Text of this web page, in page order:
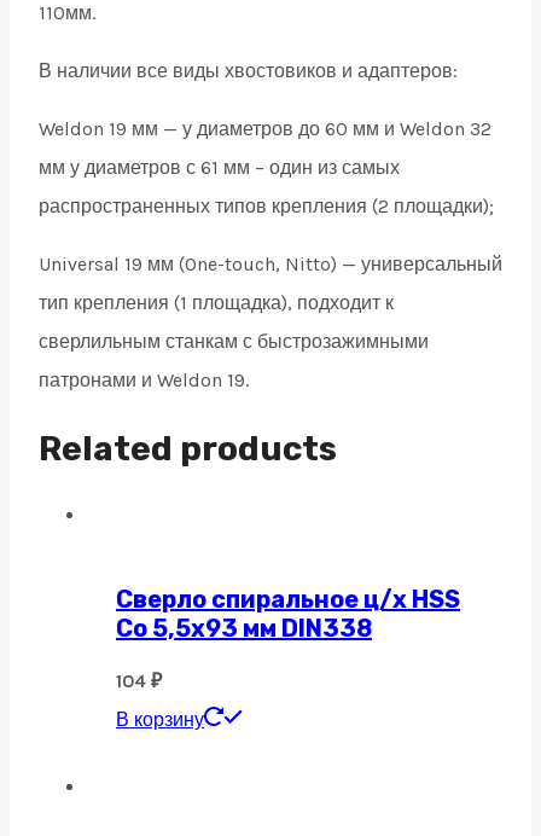
110мм.
В наличии все виды хвостовиков и адаптеров:
Weldon 19 мм — у диаметров до 60 мм и Weldon 32
мм у диаметров с 61 мм – один из самых
распространенных типов крепления (2 площадки);
Universal 19 мм (One-touch, Nitto) — универсальный
тип крепления (1 площадка), подходит к
сверлильным станкам с быстрозажимными
патронами и Weldon 19.
Related products
Сверло спиральное ц/х HSS
Co 5,5х93 мм DIN338
104 ₽
В корзину